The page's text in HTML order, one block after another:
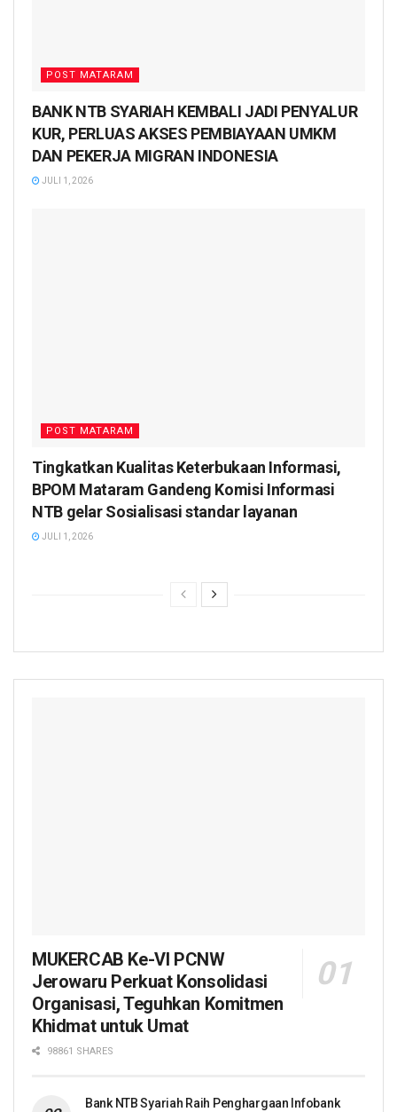
POST MATARAM
BANK NTB SYARIAH KEMBALI JADI PENYALUR
KUR, PERLUAS AKSES PEMBIAYAAN UMKM
DAN PEKERJA MIGRAN INDONESIA
JULI 1, 2026
POST MATARAM
Tingkatkan Kualitas Keterbukaan Informasi,
BPOM Mataram Gandeng Komisi Informasi
NTB gelar Sosialisasi standar layanan
JULI 1, 2026
MUKERCAB Ke-VI PCNW
Jerowaru Perkuat Konsolidasi
Organisasi, Teguhkan Komitmen
Khidmat untuk Umat
98861 SHARES
Bank NTB Syariah Raih Penghargaan Infobank